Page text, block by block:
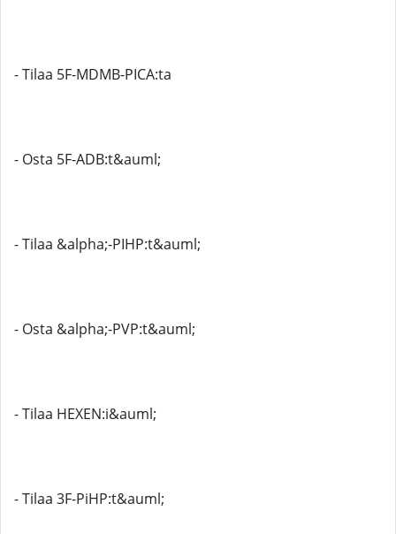
- Tilaa 5F-MDMB-PICA:ta
- Osta 5F-ADB:t&auml;
- Tilaa &alpha;-PIHP:t&auml;
- Osta &alpha;-PVP:t&auml;
- Tilaa HEXEN:i&auml;
- Tilaa 3F-PiHP:t&auml;